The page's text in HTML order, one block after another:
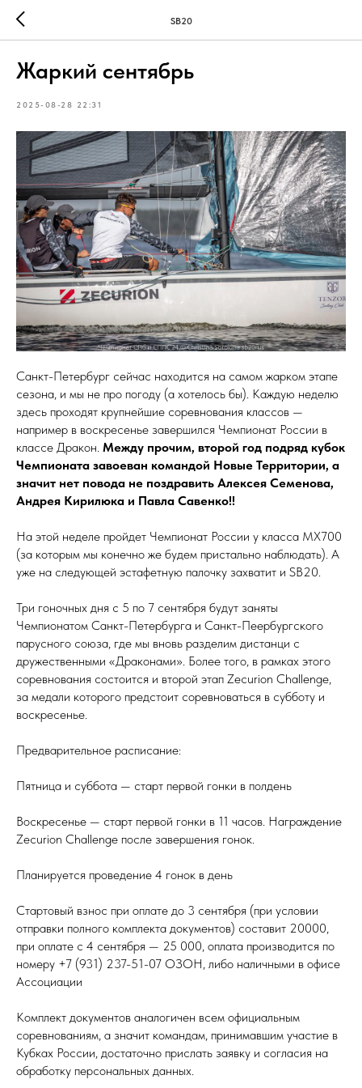
SB20
Жаркий сентябрь
2025-08-28 22:31
Санкт-Петербург сейчас находится на самом жарком этапе
сезона, и мы не про погоду (а хотелось бы). Каждую неделю
здесь проходят крупнейшие соревнования классов —
например в воскресенье завершился Чемпионат России в
классе Дракон. Между прочим, второй год подряд кубок
Чемпионата завоеван командой Новые Территории, а
значит нет повода не поздравить Алексея Семенова,
Андрея Кирилюка и Павла Савенко!!
На этой неделе пройдет Чемпионат России у класса MX700
(за которым мы конечно же будем пристально наблюдать). А
уже на следующей эстафетную палочку захватит и SB20.
Три гоночных дня с 5 по 7 сентября будут заняты
Чемпионатом Санкт-Петербурга и Санкт-Пеербургского
парусного союза, где мы вновь разделим дистанци с
дружественными «Драконами». Более того, в рамках этого
соревнования состоится и второй этап Zecurion Challenge,
за медали которого предстоит соревноваться в субботу и
воскресенье.
Предварительное расписание:
Пятница и суббота — старт первой гонки в полдень
Воскресенье — старт первой гонки в 11 часов. Награждение
Zecurion Challenge после завершения гонок.
Планируется проведение 4 гонок в день
Стартовый взнос при оплате до 3 сентября (при условии
отправки полного комплекта документов) составит 20000,
при оплате с 4 сентября — 25 000, оплата производится по
номеру +7 (931) 237-51-07 ОЗОН, либо наличными в офисе
Ассоциации
Комплект документов аналогичен всем официальным
соревнованиям, а значит командам, принимавшим участие в
Кубках России, достаточно прислать заявку и согласия на
обработку персональных данных.